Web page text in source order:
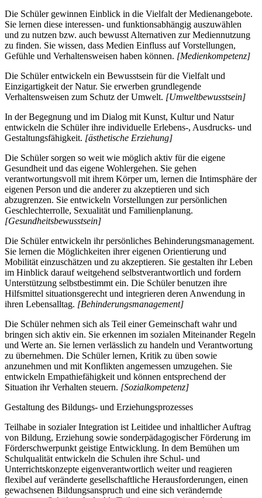
Die Schüler gewinnen Einblick in die Vielfalt der Medienangebote.
Sie lernen diese interessen- und funktionsabhängig auszuwählen
und zu nutzen bzw. auch bewusst Alternativen zur Mediennutzung
zu finden. Sie wissen, dass Medien Einfluss auf Vorstellungen,
Gefühle und Verhaltensweisen haben können. [Medienkompetenz]
Die Schüler entwickeln ein Bewusstsein für die Vielfalt und
Einzigartigkeit der Natur. Sie erwerben grundlegende
Verhaltensweisen zum Schutz der Umwelt. [Umweltbewusstsein]
In der Begegnung und im Dialog mit Kunst, Kultur und Natur
entwickeln die Schüler ihre individuelle Erlebens-, Ausdrucks- und
Gestaltungsfähigkeit. [ästhetische Erziehung]
Die Schüler sorgen so weit wie möglich aktiv für die eigene
Gesundheit und das eigene Wohlergehen. Sie gehen
verantwortungsvoll mit ihrem Körper um, lernen die Intimsphäre der
eigenen Person und die anderer zu akzeptieren und sich
abzugrenzen. Sie entwickeln Vorstellungen zur persönlichen
Geschlechterrolle, Sexualität und Familienplanung.
[Gesundheitsbewusstsein]
Die Schüler entwickeln ihr persönliches Behinderungsmanagement.
Sie lernen die Möglichkeiten ihrer eigenen Orientierung und
Mobilität einzuschätzen und zu akzeptieren. Sie gestalten ihr Leben
im Hinblick darauf weitgehend selbstverantwortlich und fordern
Unterstützung selbstbestimmt ein. Die Schüler benutzen ihre
Hilfsmittel situationsgerecht und integrieren deren Anwendung in
ihren Lebensalltag. [Behinderungsmanagement]
Die Schüler nehmen sich als Teil einer Gemeinschaft wahr und
bringen sich aktiv ein. Sie erkennen im sozialen Miteinander Regeln
und Werte an. Sie lernen verlässlich zu handeln und Verantwortung
zu übernehmen. Die Schüler lernen, Kritik zu üben sowie
anzunehmen und mit Konflikten angemessen umzugehen. Sie
entwickeln Empathiefähigkeit und können entsprechend der
Situation ihr Verhalten steuern. [Sozialkompetenz]
Gestaltung des Bildungs- und Erziehungsprozesses
Teilhabe in sozialer Integration ist Leitidee und inhaltlicher Auftrag
von Bildung, Erziehung sowie sonderpädagogischer Förderung im
Förderschwerpunkt geistige Entwicklung. In dem Bemühen um
Schulqualität entwickeln die Schulen ihre Schul- und
Unterrichtskonzepte eigenverantwortlich weiter und reagieren
flexibel auf veränderte gesellschaftliche Herausforderungen, einen
gewachsenen Bildungsanspruch und eine sich verändernde